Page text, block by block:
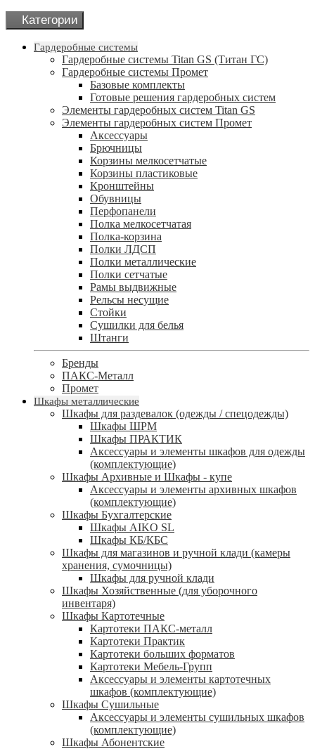
Категории
Гардеробные системы
Гардеробные системы Titan GS (Титан ГС)
Гардеробные системы Промет
Базовые комплекты
Готовые решения гардеробных систем
Элементы гардеробных систем Titan GS
Элементы гардеробных систем Промет
Аксессуары
Брючницы
Корзины мелкосетчатые
Корзины пластиковые
Кронштейны
Обувницы
Перфопанели
Полка мелкосетчатая
Полка-корзина
Полки ЛДСП
Полки металлические
Полки сетчатые
Рамы выдвижные
Рельсы несущие
Стойки
Сушилки для белья
Штанги
Бренды
ПАКС-Металл
Промет
Шкафы металлические
Шкафы для раздевалок (одежды / спецодежды)
Шкафы ШРМ
Шкафы ПРАКТИК
Аксессуары и элементы шкафов для одежды
(комплектующие)
Шкафы Архивные и Шкафы - купе
Аксессуары и элементы архивных шкафов
(комплектующие)
Шкафы Бухгалтерские
Шкафы AIKO SL
Шкафы КБ/КБС
Шкафы для магазинов и ручной клади (камеры
хранения, сумочницы)
Шкафы для ручной клади
Шкафы Хозяйственные (для уборочного
инвентаря)
Шкафы Картотечные
Картотеки ПАКС-металл
Картотеки Практик
Картотеки больших форматов
Картотеки Мебель-Групп
Аксессуары и элементы картотечных
шкафов (комплектующие)
Шкафы Сушильные
Аксессуары и элементы сушильных шкафов
(комплектующие)
Шкафы Абонентские